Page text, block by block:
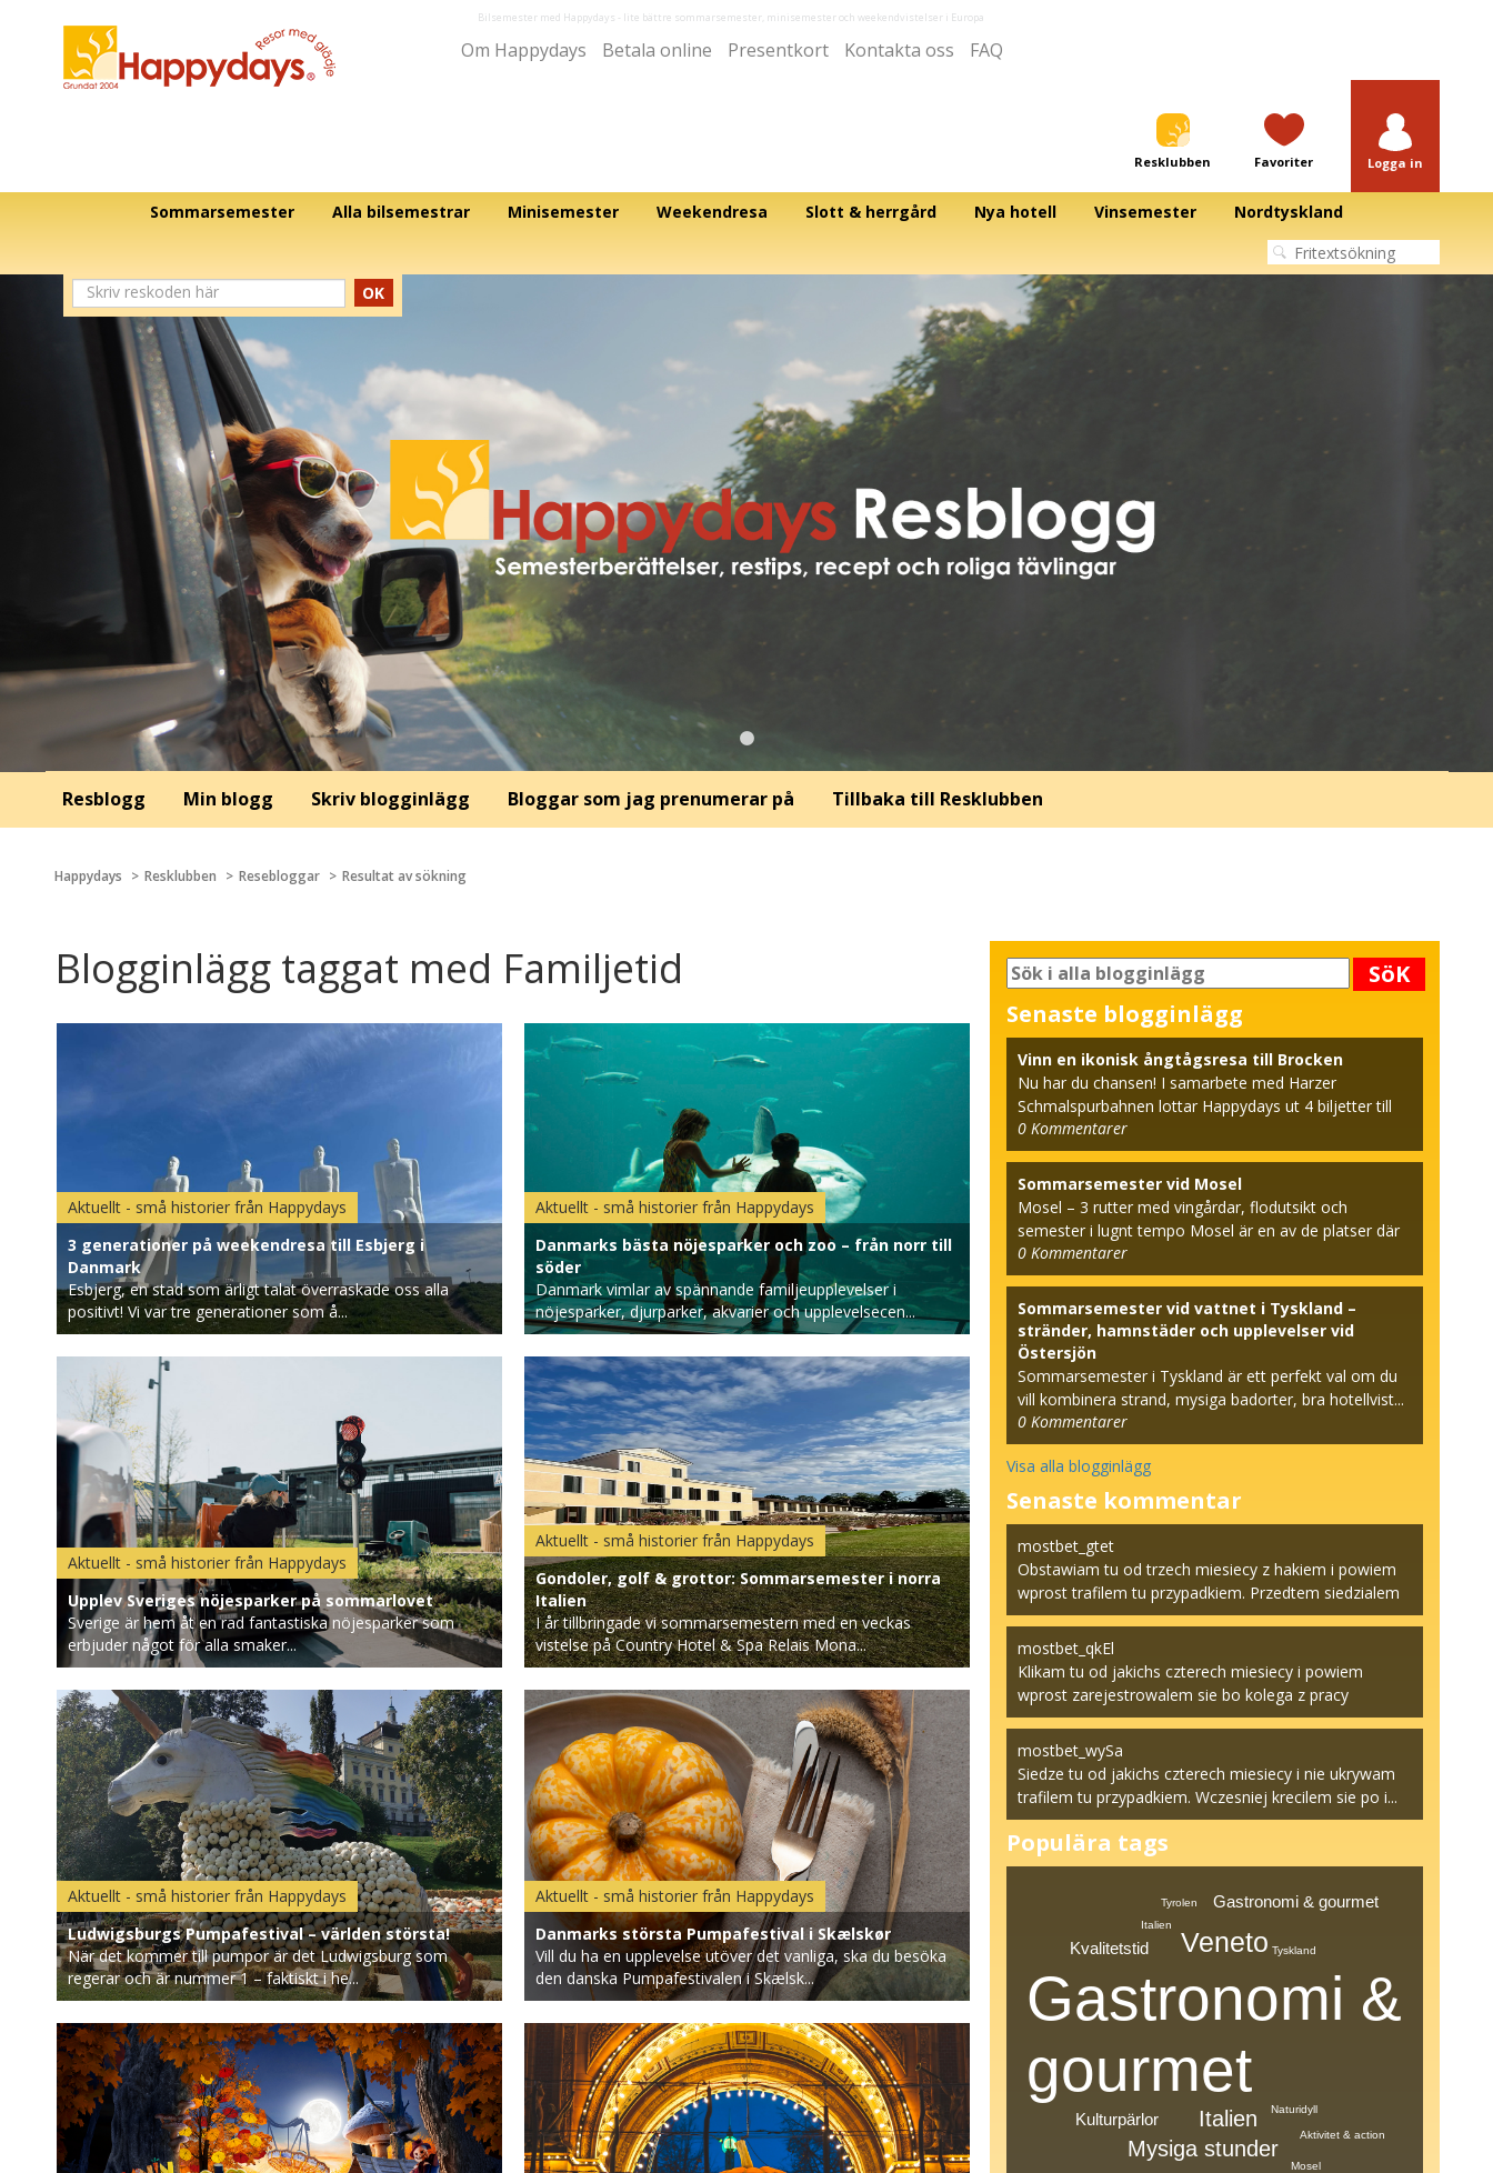
Bilsemester med Happydays - lite bättre sommarsemester, minisemester och weekendvistelser i Europa
Om Happydays Betala online Presentkort Kontakta oss FAQ
Resklubben Favoriter Logga in
Sommarsemester Alla bilsemestrar Minisemester Weekendresa Slott & herrgård Nya hotell Vinsemester Nordtyskland
OK
Resblogg Min blogg Skriv blogginlägg Bloggar som jag prenumerar på Tillbaka till Resklubben
Happydays Resklubben Resebloggar Resultat av sökning
Blogginlägg taggat med Familjetid
Aktuellt - små historier från Happydays
3 generationer på weekendresa till Esbjerg i
Danmark
Esbjerg, en stad som ärligt talat överraskade oss alla
positivt! Vi var tre generationer som å...
Aktuellt - små historier från Happydays
Danmarks bästa nöjesparker och zoo – från norr till
söder
Danmark vimlar av spännande familjeupplevelser i
nöjesparker, djurparker, akvarier och upplevelsecen...
Aktuellt - små historier från Happydays
Upplev Sveriges nöjesparker på sommarlovet
Sverige är hem åt en rad fantastiska nöjesparker som
erbjuder något för alla smaker...
Aktuellt - små historier från Happydays
Gondoler, golf & grottor: Sommarsemester i norra
Italien
I år tillbringade vi sommarsemestern med en veckas
vistelse på Country Hotel & Spa Relais Mona...
Aktuellt - små historier från Happydays
Ludwigsburgs Pumpafestival – världen största!
När det kommer till pumpor är det Ludwigsburg som
regerar och är nummer 1 – faktiskt i he...
Aktuellt - små historier från Happydays
Danmarks största Pumpafestival i Skælskør
Vill du ha en upplevelse utöver det vanliga, ska du besöka
den danska Pumpafestivalen i Skælsk...
SöK
Senaste blogginlägg
Vinn en ikonisk ångtågsresa till Brocken
Nu har du chansen! I samarbete med Harzer
Schmalspurbahnen lottar Happydays ut 4 biljetter till
den beröm...
0 Kommentarer
Sommarsemester vid Mosel
Mosel – 3 rutter med vingårdar, flodutsikt och
semester i lugnt tempo Mosel är en av de platser där
seme...
0 Kommentarer
Sommarsemester vid vattnet i Tyskland –
stränder, hamnstäder och upplevelser vid
Östersjön
Sommarsemester i Tyskland är ett perfekt val om du
vill kombinera strand, mysiga badorter, bra hotellvist...
0 Kommentarer
Visa alla blogginlägg
Senaste kommentar
mostbet_gtet
Obstawiam tu od trzech miesiecy z hakiem i powiem
wprost trafilem tu przypadkiem. Przedtem siedzialem
na ...
mostbet_qkEl
Klikam tu od jakichs czterech miesiecy i powiem
wprost zarejestrowalem sie bo kolega z pracy
marudzil. Pr...
mostbet_wySa
Siedze tu od jakichs czterech miesiecy i nie ukrywam
trafilem tu przypadkiem. Wczesniej krecilem sie po i...
Populära tags
Gastronomi &
gourmet
Veneto
Italien
Mysiga stunder
Gastronomi & gourmet
Kvalitetstid
Kulturpärlor
Aktivitet & action
Naturidyll
Tyskland
Italien
Tyrolen
Mosel